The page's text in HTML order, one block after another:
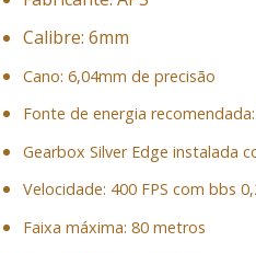
Calibre: 6mm
Cano: 6,04mm de precisão
Fonte de energia
Gearbox Silver Edge instalada
Velocidade: 400 FPS com bbs
Faixa máxima: 80 metros